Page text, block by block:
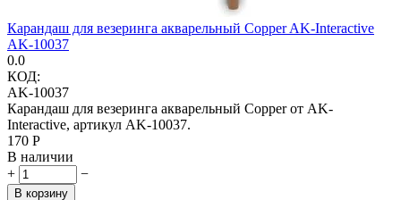
Карандаш для везеринга акварельный Copper AK-Interactive
AK-10037
0.0
КОД:
AK-10037
Карандаш для везеринга акварельный Copper от AK-
Interactive, артикул AK-10037.
‍170‍ Р
В наличии
+
−
В корзину